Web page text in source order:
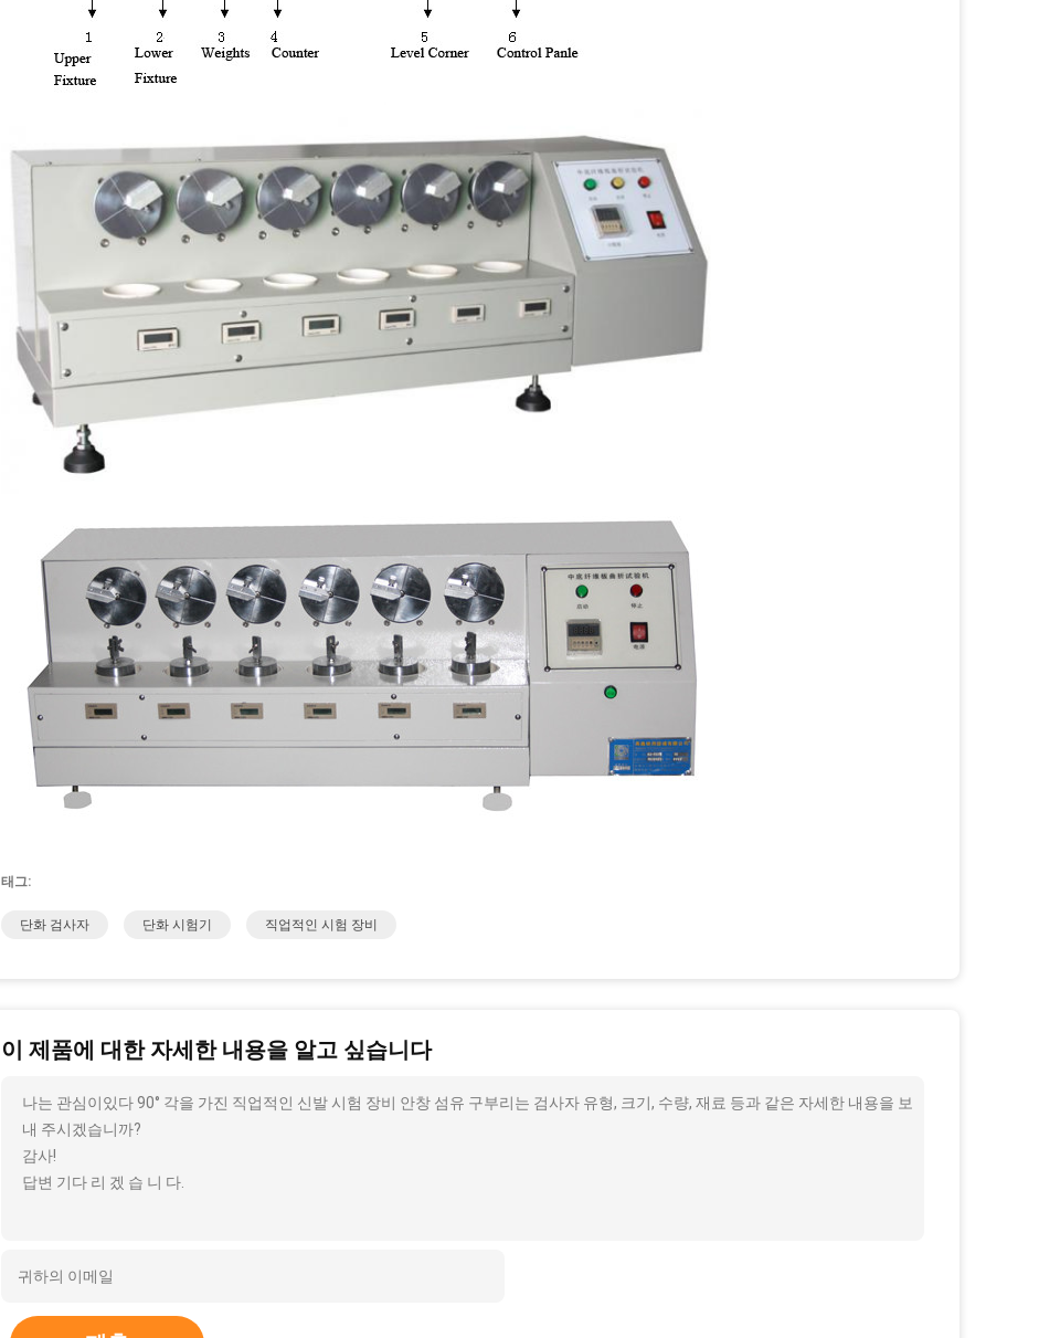
태그:
단화 검사자 단화 시험기 직업적인 시험 장비
이 제품에 대한 자세한 내용을 알고 싶습니다
나는 관심이있다 90° 각을 가진 직업적인 신발 시험 장비 안창 섬유 구부리는 검사자 유형, 크기, 수량, 재료 등과 같은 자세한 내용을 보
내 주시겠습니까?
감사!
답변 기다 리 겠 습 니 다.